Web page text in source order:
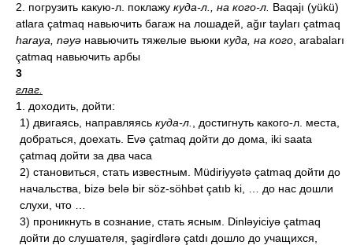
2. погрузить какую-л. поклажу куда-л., на кого-л. Baqajı (yükü)
atlara çatmaq навьючить багаж на лошадей, ağır tayları çatmaq
haraya, nəyə навьючить тяжелые вьюки куда, на кого , arabaları
çatmaq навьючить арбы
3
глаг.
1. доходить, дойти:
1) двигаясь, направляясь куда-л.
, достигнуть какого-л. места,
добраться, доехать. Evə çatmaq дойти до дома, iki saata
çatmaq дойти за два часа
2) становиться, стать известным. Müdiriyyətə çatmaq дойти до
начальства, bizə belə bir söz-söhbət çatıb ki, … до нас дошли
слухи, что …
3) проникнуть в сознание, стать ясным. Dinləyiciyə çatmaq
дойти до слушателя, şagirdlərə çatdı дошло до учащихся,